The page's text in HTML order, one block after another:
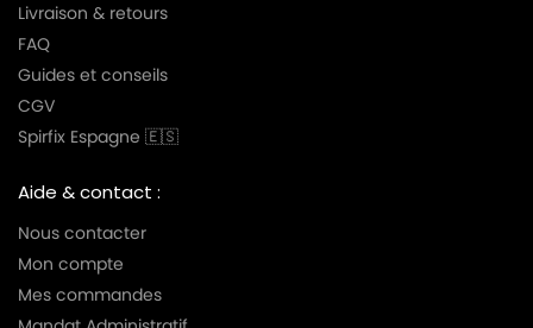
Livraison & retours
FAQ
Guides et conseils
CGV
Spirfix Espagne 🇪🇸
Aide & contact :
Nous contacter
Mon compte
Mes commandes